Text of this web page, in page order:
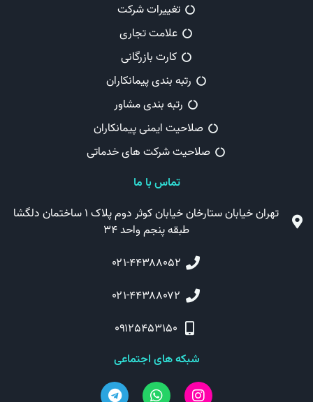
تغییرات شرکت
علامت تجاری
کارت بازرگانی
رتبه بندی پیمانکاران
رتبه بندی مشاور
صلاحیت ایمنی پیمانکاران
صلاحیت شرکت های خدماتی
تماس با ما
تهران خیابان ستارخان خیابان کوثر دوم پلاک ۱ ساختمان دلگشا
طبقه پنجم واحد ۳۴
۰۲۱-۴۴۳۸۸۰۵۲
۰۲۱-۴۴۳۸۸۰۷۲
۰۹۱۲۵۴۵۳۱۵۰
شبکه های اجتماعی